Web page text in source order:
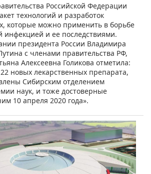
Российской Федерации
технологий и разработок
которые можно применить в борьбе
инфекцией и ее последствиями.
президента России Владимира
с членами правительства РФ,
Алексеевна Голикова отметила:
новых лекарственных препарата,
Сибирским отделением
наук, и тоже достоверные
10 апреля 2020 года».